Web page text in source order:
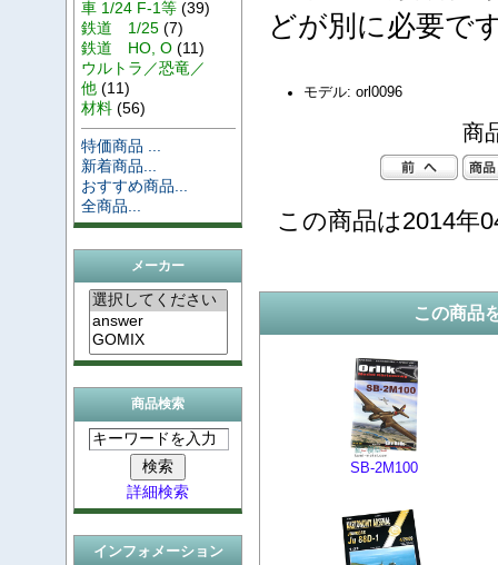
車 1/24 F-1等(39)
鉄道 1/25(7)
鉄道 HO, O(11)
ウルトラ／恐竜／
他(11)
材料(56)
特価商品 ...
新着商品...
おすすめ商品...
全商品...
メーカー
商品検索
詳細検索
インフォメーション
どが別に必要で
モデル: orl0096
商
この商品は2014年
この商品
SB-2M100